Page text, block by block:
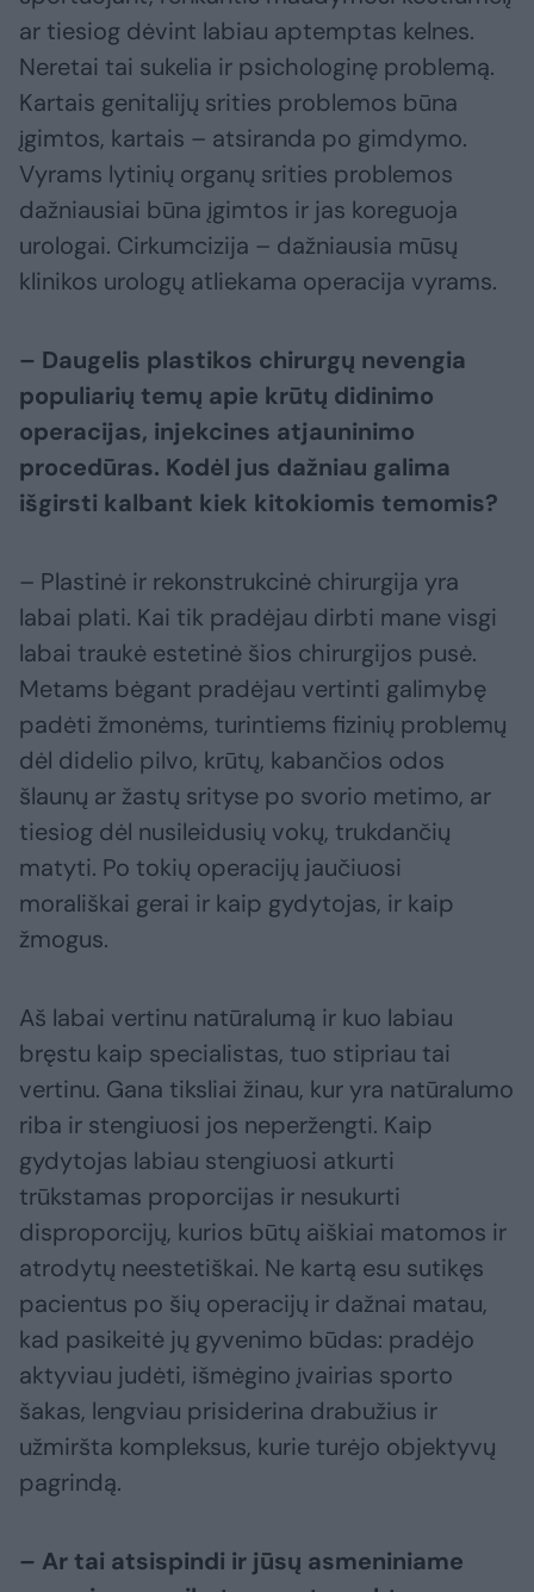
ar tiesiog dėvint labiau aptemptas kelnes.
Neretai tai sukelia ir psichologinę problemą.
Kartais genitalijų srities problemos būna
įgimtos, kartais – atsiranda po gimdymo.
Vyrams lytinių organų srities problemos
dažniausiai būna įgimtos ir jas koreguoja
urologai. Cirkumcizija – dažniausia mūsų
klinikos urologų atliekama operacija vyrams.
– Daugelis plastikos chirurgų nevengia
populiarių temų apie krūtų didinimo
operacijas, injekcines atjauninimo
procedūras. Kodėl jus dažniau galima
išgirsti kalbant kiek kitokiomis temomis?
– Plastinė ir rekonstrukcinė chirurgija yra
labai plati. Kai tik pradėjau dirbti mane visgi
labai traukė estetinė šios chirurgijos pusė.
Metams bėgant pradėjau vertinti galimybę
padėti žmonėms, turintiems fizinių problemų
dėl didelio pilvo, krūtų, kabančios odos
šlaunų ar žastų srityse po svorio metimo, ar
tiesiog dėl nusileidusių vokų, trukdančių
matyti. Po tokių operacijų jaučiuosi
morališkai gerai ir kaip gydytojas, ir kaip
žmogus.
Aš labai vertinu natūralumą ir kuo labiau
bręstu kaip specialistas, tuo stipriau tai
vertinu. Gana tiksliai žinau, kur yra natūralumo
riba ir stengiuosi jos neperžengti. Kaip
gydytojas labiau stengiuosi atkurti
trūkstamas proporcijas ir nesukurti
disproporcijų, kurios būtų aiškiai matomos ir
atrodytų neestetiškai. Ne kartą esu sutikęs
pacientus po šių operacijų ir dažnai matau,
kad pasikeitė jų gyvenimo būdas: pradėjo
aktyviau judėti, išmėgino įvairias sporto
šakas, lengviau prisiderina drabužius ir
užmiršta kompleksus, kurie turėjo objektyvų
pagrindą.
– Ar tai atsispindi ir jūsų asmeniniame